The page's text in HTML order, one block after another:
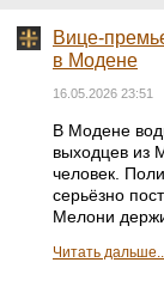
Вице-
в Модене
16.05.2026 23:51
В Модене
выходцев из
человек.
серьёзно
Мелони
Читать